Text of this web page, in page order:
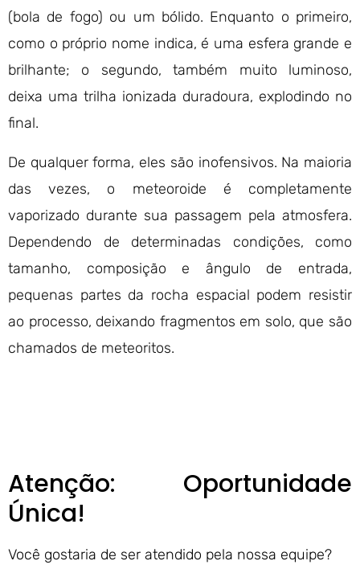
(bola de fogo) ou um bólido. Enquanto o primeiro,
como o próprio nome indica, é uma esfera grande e
brilhante; o segundo, também muito luminoso,
deixa uma trilha ionizada duradoura, explodindo no
final.
De qualquer forma, eles são inofensivos. Na maioria
das vezes, o meteoroide é completamente
vaporizado durante sua passagem pela atmosfera.
Dependendo de determinadas condições, como
tamanho, composição e ângulo de entrada,
pequenas partes da rocha espacial podem resistir
ao processo, deixando fragmentos em solo, que são
chamados de meteoritos.
Atenção: Oportunidade
Única!
Você gostaria de ser atendido pela nossa equipe?